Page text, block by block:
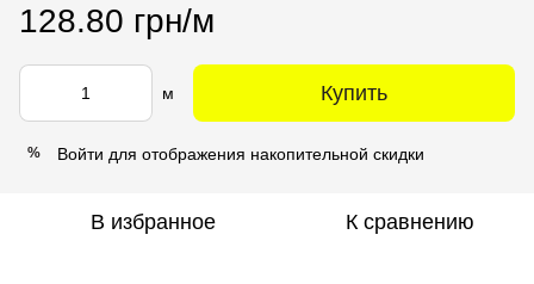
128.80 грн/м
м Купить
% Войти для отображения накопительной скидки
В избранное К сравнению